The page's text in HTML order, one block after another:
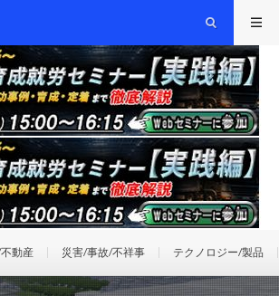
動産 災害/事故/不祥事 テクノロジー/製品